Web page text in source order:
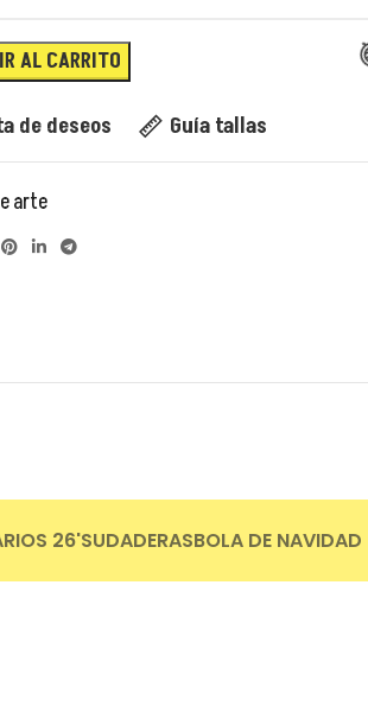
AL CARRITO
de deseos Guía tallas
arte
26'SUDADERASBOLA DE NAVIDAD